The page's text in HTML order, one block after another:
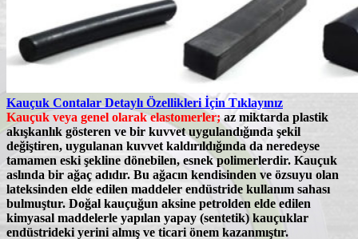
Kauçuk Contalar Detaylı Özellikleri İçin Tıklayınız
Kauçuk veya genel olarak elastomerler; az miktarda plastik
akışkanlık gösteren ve bir kuvvet uygulandığında şekil
değiştiren, uygulanan kuvvet kaldırıldığında da neredeyse
tamamen eski şekline dönebilen, esnek polimerlerdir. Kauçuk
aslında bir ağaç adıdır. Bu ağacın kendisinden ve özsuyu olan
lateksinden elde edilen maddeler endüstride kullanım sahası
bulmuştur. Doğal kauçuğun aksine petrolden elde edilen
kimyasal maddelerle yapılan yapay (sentetik) kauçuklar
endüstrideki yerini almış ve ticari önem kazanmıştır.